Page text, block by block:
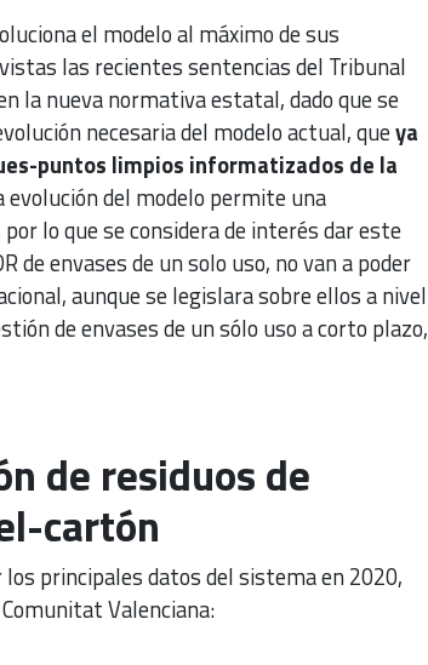
el modelo al máximo de sus
las recientes sentencias del Tribunal
la nueva normativa estatal, dado que se
necesaria del modelo actual, queya
puntos limpios informatizados de la
del modelo permite una
lo que se considera de interés dar este
de envases de un solo uso, no van a poder
aunque se legislara sobre ellos a nivel
de envases de un sólo uso a corto plazo,
de residuos de
cartón
principales datos del sistema en 2020,
Valenciana: